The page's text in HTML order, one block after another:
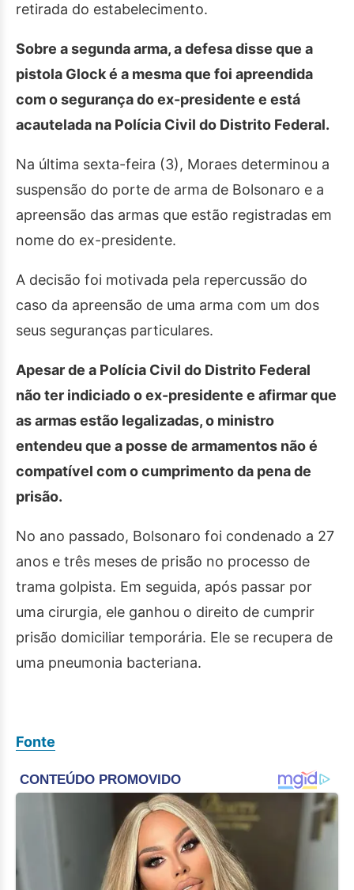
retirada do estabelecimento.
Sobre a segunda arma, a defesa disse que a
pistola Glock é a mesma que foi apreendida
com o segurança do ex-presidente e está
acautelada na Polícia Civil do Distrito Federal.
Na última sexta-feira (3), Moraes determinou a
suspensão do porte de arma de Bolsonaro e a
apreensão das armas que estão registradas em
nome do ex-presidente.
A decisão foi motivada pela repercussão do
caso da apreensão de uma arma com um dos
seus seguranças particulares.
Apesar de a Polícia Civil do Distrito Federal
não ter indiciado o ex-presidente e afirmar que
as armas estão legalizadas, o ministro
entendeu que a posse de armamentos não é
compatível com o cumprimento da pena de
prisão.
No ano passado, Bolsonaro foi condenado a 27
anos e três meses de prisão no processo de
trama golpista. Em seguida, após passar por
uma cirurgia, ele ganhou o direito de cumprir
prisão domiciliar temporária. Ele se recupera de
uma pneumonia bacteriana.
Fonte